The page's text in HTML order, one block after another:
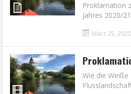
Proklamation
Jahres 2020/
März 25, 2020
Wie die